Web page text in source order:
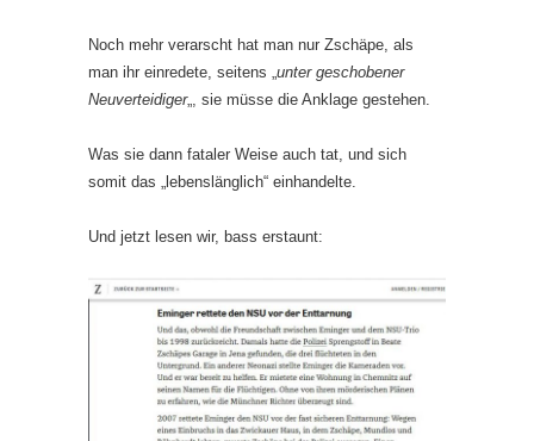
Noch mehr verarscht hat man nur Zschäpe, als
man ihr einredete, seitens „ unter geschobener
Neuverteidiger„, sie müsse die Anklage gestehen.
Was sie dann fataler Weise auch tat, und sich
somit das „lebenslänglich“ einhandelte.
Und jetzt lesen wir, bass erstaunt: